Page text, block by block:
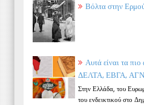
Βόλτα στην
Αυτά είναι τα
ΔΕΛΤΑ, ΕΒΓΑ,
Στην Ελλάδα, του
του ενδεικτικού στο